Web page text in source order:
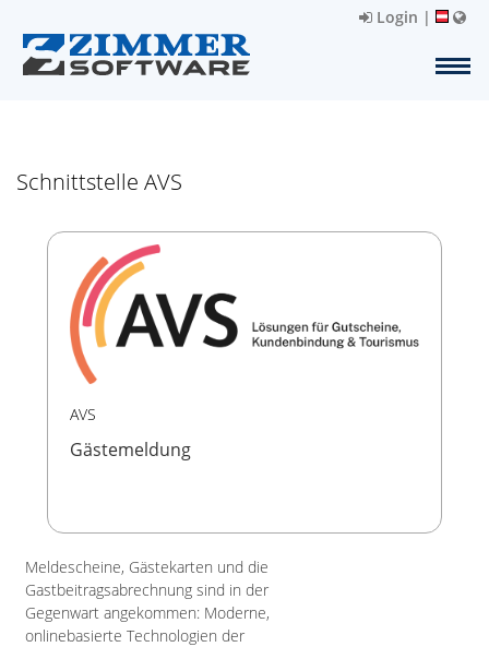
Login |
Schnittstelle AVS
AVS
Gästemeldung
Meldescheine, Gästekarten und die
Gastbeitragsabrechnung sind in der
Gegenwart angekommen: Moderne,
onlinebasierte Technologien der